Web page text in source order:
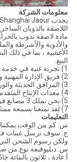
معلومات الشركة
اللاصقة بالذوبان
مادة لاصقة تذوب
والأدوية والأشرطة
الأغشية ، بما في ذلك
البيع.
1) تجربة غنية في خدمة OEM و ODM ، يغطي عملاؤنا أكثر من 50 دولة.
2) فريق الإدارة المهنية وإجراءات مراقبة الجودة القياسية.
3) المرافق الحديثة والورشة القياسية الصحية.
4) معدات الإنتاج المتقدمة.
5) نحن نملك 3 مصانع فرعية.
7) لقد تمتعنا بسمعة ممتازة من 13 عاما من الخبرة التجارية الناجحة.
التعليمات
س: كم من الوقت
ولكن رسوم الشحن
س: دبليوقبعة نوع من ص
أ:عادة ، ثلاثون بالمائة